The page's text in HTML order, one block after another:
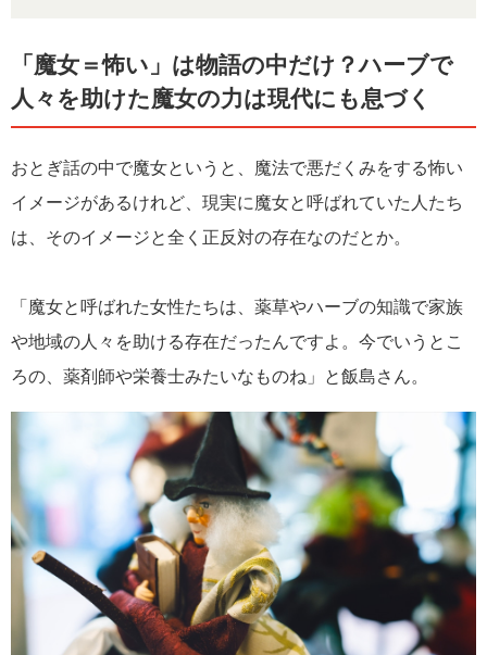
「魔女＝怖い」は物語の中だけ？ハーブで
人々を助けた魔女の力は現代にも息づく
おとぎ話の中で魔女というと、魔法で悪だくみをする怖い
イメージがあるけれど、現実に魔女と呼ばれていた人たち
は、そのイメージと全く正反対の存在なのだとか。
「魔女と呼ばれた女性たちは、薬草やハーブの知識で家族
や地域の人々を助ける存在だったんですよ。今でいうとこ
ろの、薬剤師や栄養士みたいなものね」と飯島さん。